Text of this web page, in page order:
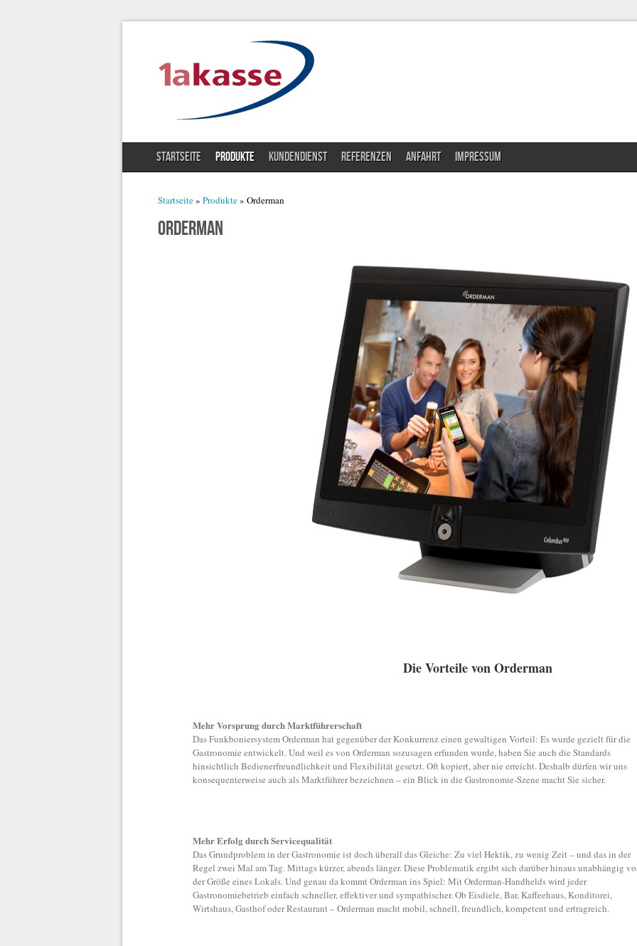
STARTSEITE PRODUKTE KUNDENDIENST REFERENZEN ANFAHRT IMPRESSUM
Sie sind hier
Startseite» Produkte» Orderman
Orderman
Die Vorteile von Orderman
Mehr Vorsprung durch Marktführerschaft
Das Funkboniersystem Orderman hat gegenüber der Konkurrenz einen gewaltigen Vorteil: Es wurde gezielt für die
Gastronomie entwickelt. Und weil es von Orderman sozusagen erfunden wurde, haben Sie auch die Standards
hinsichtlich Bedienerfreundlichkeit und Flexibilität gesetzt. Oft kopiert, aber nie erreicht. Deshalb dürfen wir uns
konsequenterweise auch als Marktführer bezeichnen – ein Blick in die Gastronomie-Szene macht Sie sicher.
Mehr Erfolg durch Servicequalität
Das Grundproblem in der Gastronomie ist doch überall das Gleiche: Zu viel Hektik, zu wenig Zeit – und das in der
Regel zwei Mal am Tag. Mittags kürzer, abends länger. Diese Problematik ergibt sich darüber hinaus unabhängig
der Größe eines Lokals. Und genau da kommt Orderman ins Spiel: Mit Orderman-Handhelds wird jeder
Gastronomiebetrieb einfach schneller, effektiver und sympathischer. Ob Eisdiele, Bar, Kaffeehaus, Konditorei,
Wirtshaus, Gasthof oder Restaurant – Orderman macht mobil, schnell, freundlich, kompetent und ertragreich.